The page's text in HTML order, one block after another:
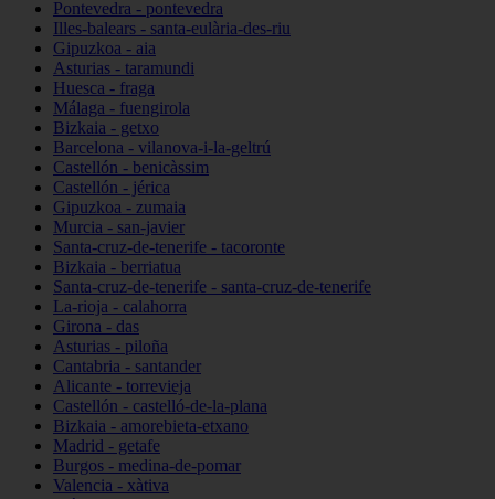
Pontevedra - pontevedra
Illes-balears - santa-eulària-des-riu
Gipuzkoa - aia
Asturias - taramundi
Huesca - fraga
Málaga - fuengirola
Bizkaia - getxo
Barcelona - vilanova-i-la-geltrú
Castellón - benicàssim
Castellón - jérica
Gipuzkoa - zumaia
Murcia - san-javier
Santa-cruz-de-tenerife - tacoronte
Bizkaia - berriatua
Santa-cruz-de-tenerife - santa-cruz-de-tenerife
La-rioja - calahorra
Girona - das
Asturias - piloña
Cantabria - santander
Alicante - torrevieja
Castellón - castelló-de-la-plana
Bizkaia - amorebieta-etxano
Madrid - getafe
Burgos - medina-de-pomar
Valencia - xàtiva